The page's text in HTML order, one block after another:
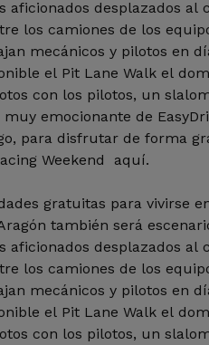
aficionados desplazados al
los camiones de los
mecánicos y pilotos en
el Pit Lane Walk el
con los pilotos, un
emocionante de
para disfrutar de forma
Weekend aquí.
gratuitas para vivirse
también será
aficionados desplazados al
los camiones de los
mecánicos y pilotos en
el Pit Lane Walk el
con los pilotos, un